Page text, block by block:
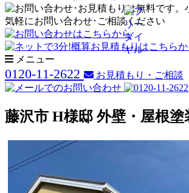
メニュー
0120-11-2622 お見積もり・ご相談
藤沢市 H様邸 外壁・屋根塗